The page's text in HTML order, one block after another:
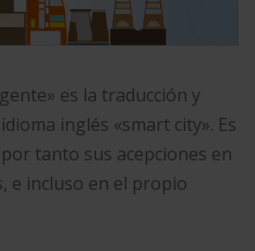
es la traducción y
inglés «smart city». Es
tanto sus acepciones en
e incluso en el propio